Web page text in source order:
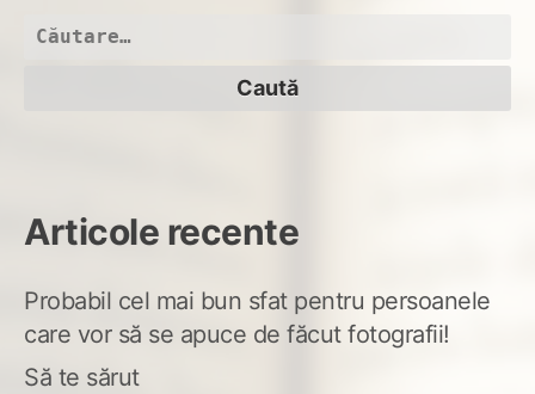
Caută
Articole recente
Probabil cel mai bun sfat pentru persoanele
care vor să se apuce de făcut fotografii!
Să te sărut